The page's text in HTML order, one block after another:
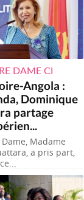
DAME CI
Angola :
Dominique
partage
Madame
a pris part,
ce...